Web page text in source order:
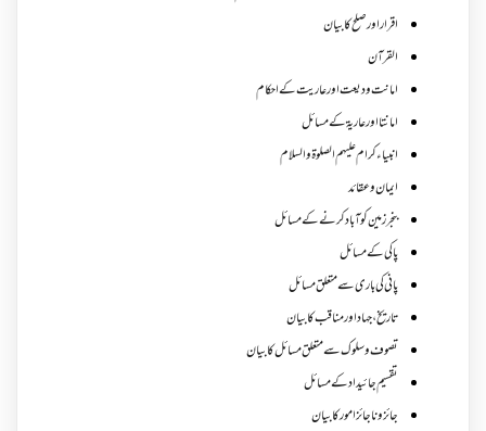
اقرار اور صلح کا بیان
القرآن
امانت ودیعت اورعاریت کے احکام
امانتا اور عاریة کے مسائل
انبیاء کرام علیہم الصلوۃ والسلام
ایمان وعقائد
بنجر زمین کو آباد کرنے کے مسائل
پاکی کے مسائل
پانی کی باری سے متعلق مسائل
تاریخ،جہاد اور مناقب کا بیان
تصوف و سلوک سے متعلق مسائل کا بیان
تقسیم جائیداد کے مسائل
جائز و ناجائزامور کا بیان